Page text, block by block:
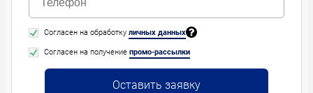
Согласен на обработку личных данных
Согласен на получение промо-рассылки
Оставить заявку